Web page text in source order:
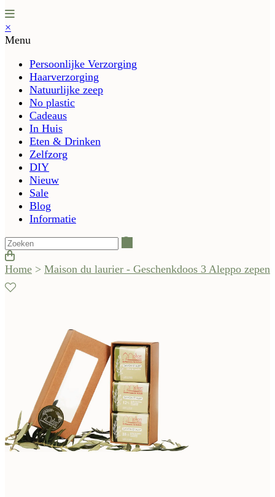
×
Menu
Persoonlijke Verzorging
Haarverzorging
Natuurlijke zeep
No plastic
Cadeaus
In Huis
Eten & Drinken
Zelfzorg
DIY
Nieuw
Sale
Blog
Informatie
Home > Maison du laurier - Geschenkdoos 3 Aleppo zepen